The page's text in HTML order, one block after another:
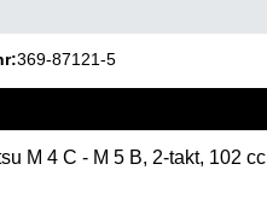
369-87121-5
M 4 C - M 5 B, 2-takt, 102 cc